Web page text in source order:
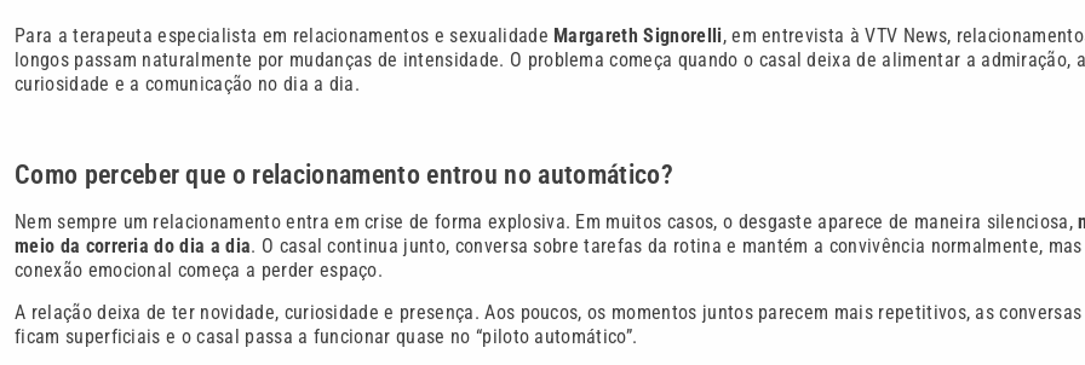
Para a terapeuta especialista em relacionamentos e sexualidade Margareth Signorelli, em entrevista à VTV News,
longos passam naturalmente por mudanças de intensidade. O problema começa quando o casal deixa de alimentar a admiração,
curiosidade e a comunicação no dia a dia.
Como perceber que o relacionamento entrou no automático?
Nem sempre um relacionamento entra em crise de forma explosiva. Em muitos casos, o desgaste aparece de maneira silenciosa,
meio da correria do dia a dia. O casal continua junto, conversa sobre tarefas da rotina e mantém a convivência normalmente,
conexão emocional começa a perder espaço.
A relação deixa de ter novidade, curiosidade e presença. Aos poucos, os momentos juntos parecem mais repetitivos, as conversas
ficam superficiais e o casal passa a funcionar quase no “piloto automático”.